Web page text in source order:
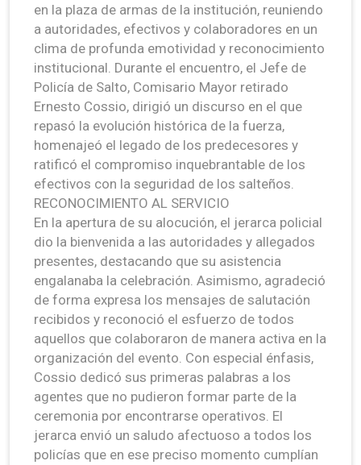
en la plaza de armas de la institución, reuniendo
a autoridades, efectivos y colaboradores en un
clima de profunda emotividad y reconocimiento
institucional. Durante el encuentro, el Jefe de
Policía de Salto, Comisario Mayor retirado
Ernesto Cossio, dirigió un discurso en el que
repasó la evolución histórica de la fuerza,
homenajeó el legado de los predecesores y
ratificó el compromiso inquebrantable de los
efectivos con la seguridad de los salteños.
RECONOCIMIENTO AL SERVICIO
En la apertura de su alocución, el jerarca policial
dio la bienvenida a las autoridades y allegados
presentes, destacando que su asistencia
engalanaba la celebración. Asimismo, agradeció
de forma expresa los mensajes de salutación
recibidos y reconoció el esfuerzo de todos
aquellos que colaboraron de manera activa en la
organización del evento. Con especial énfasis,
Cossio dedicó sus primeras palabras a los
agentes que no pudieron formar parte de la
ceremonia por encontrarse operativos. El
jerarca envió un saludo afectuoso a todos los
policías que en ese preciso momento cumplían